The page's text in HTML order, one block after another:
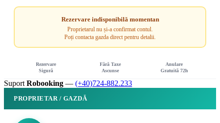
Rezervare indisponibilă momentan
Proprietarul nu și-a confirmat contul.
Poți contacta gazda direct pentru detalii.
Rezervare
Sigură
Fără Taxe
Ascunse
Anulare
Gratuită 72h
Suport Robooking — (+40)724-882.233
PROPRIETAR / GAZDĂ